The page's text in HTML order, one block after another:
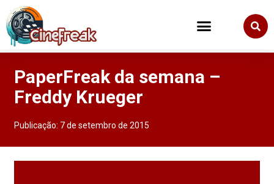
PaperFreak da semana –
Freddy Krueger
Publicação: 7 de setembro de 2015